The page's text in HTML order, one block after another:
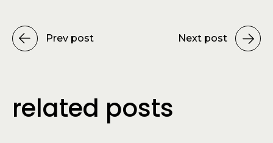
Prev post Next post
related posts